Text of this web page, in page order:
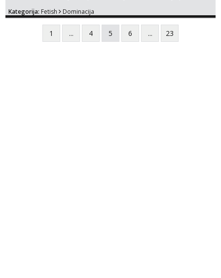
Domina preuzima potpunu kontrolu nad
tvojim umom i financijama. Zanimaju me
isključivo ozbiljni, solventni i poslušni subovi
koji žude za strogim zapovijedima, sissy
Kategorija: Fetish Dominacija
1 ... 4 5 6 ... 23